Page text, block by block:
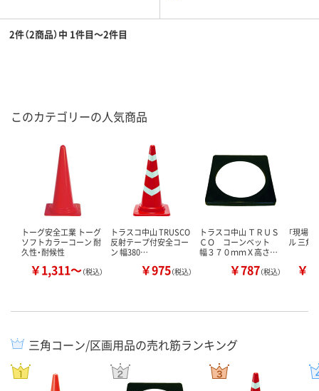
2件（2商品）中 1件目～2件目
このカテゴリーの人気商品
トーグ安全工業 トーグ
ソフトカラーコーン 耐
久性・耐候性
￥1,311～（税込）
トラスコ中山 TRUSCO
反射テープ付安全コー
ン 幅380…
￥975（税込）
トラスコ中山 ＴＲＵＳ
ＣＯ コーンベット
幅３７０ｍｍＸ高さ…
￥787（税込）
「現場
ル 三角
￥
三角コーン/区画用品の売れ筋ランキング